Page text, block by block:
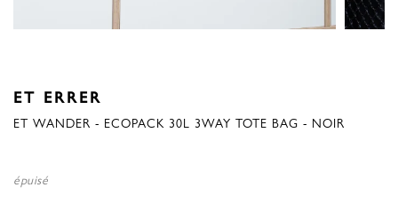
ET ERRER
ET WANDER - ECOPACK 30L 3WAY TOTE BAG - NOIR
épuisé